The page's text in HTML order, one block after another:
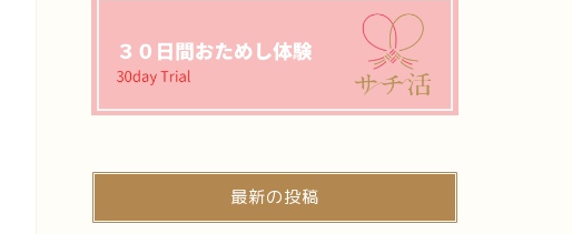
最新の投稿